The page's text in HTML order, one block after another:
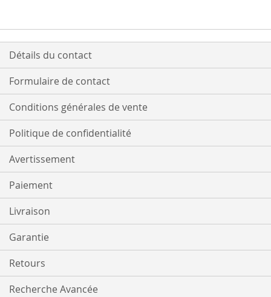
D’ENVIE
Détails du contact
Formulaire de contact
Conditions générales de vente
Politique de confidentialité
Avertissement
Paiement
Livraison
Garantie
Retours
Recherche Avancée